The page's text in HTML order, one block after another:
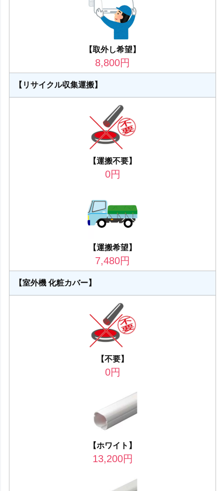
【取外し希望】
8,800円
【リサイクル収集運搬】
【運搬不要】
0円
【運搬希望】
7,480円
【室外機 化粧カバー】
【不要】
0円
【ホワイト】
13,200円